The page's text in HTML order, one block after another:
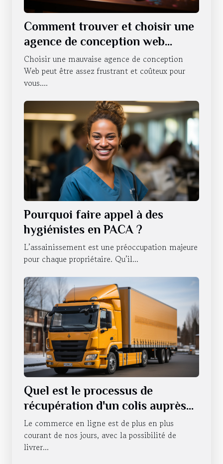
Comment trouver et choisir une
agence de conception web
professionnelle ?
Choisir une mauvaise agence de conception
Web peut être assez frustrant et coûteux pour
vous....
Pourquoi faire appel à des
hygiénistes en PACA ?
L’assainissement est une préoccupation majeure
pour chaque propriétaire. Qu’il...
Quel est le processus de
récupération d'un colis auprès
d'un relais pick-up ?
Le commerce en ligne est de plus en plus
courant de nos jours, avec la possibilité de
livrer...